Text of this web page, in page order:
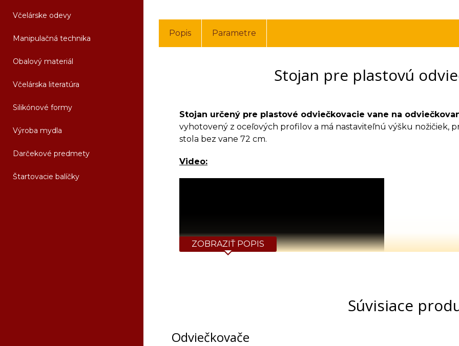
Včelárske odevy
Manipulačná technika
Obalový materiál
Včelárska literatúra
Silikónové formy
Výroba mydla
Darčekové predmety
Štartovacie balíčky
Popis Parametre
Stojan pre plastovú
Stojan určený pre plastové odviečkovacie vane na
vyhotovený z oceľových profilov a má nastaviteľnú výšku nožičiek,
stola bez vane 72 cm.
Video:
ZOBRAZIŤ POPIS
Súvisiace
Odviečkovače